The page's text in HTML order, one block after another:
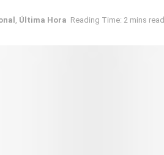
, Última Hora Reading Time: 2 mins read